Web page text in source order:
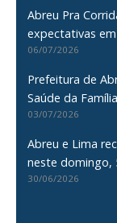
Abreu Pra
expectativas em
06/07/2026
Prefeitura de
Saúde da
03/07/2026
Abreu e Lima
neste domingo,
30/06/2026